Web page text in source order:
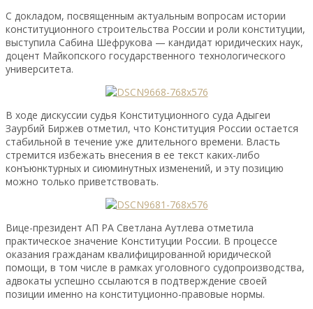
С докладом, посвященным актуальным вопросам истории
конституционного строительства России и роли конституции,
выступила Сабина Шефрукова — кандидат юридических наук,
доцент Майкопского государственного технологического
университета.
В ходе дискуссии судья Конституционного суда Адыгеи
Заурбий Биржев отметил, что Конституция России остается
стабильной в течение уже длительного времени. Власть
стремится избежать внесения в ее текст каких-либо
конъюнктурных и сиюминутных изменений, и эту позицию
можно только приветствовать.
Вице-президент АП РА Светлана Аутлева отметила
практическое значение Конституции России. В процессе
оказания гражданам квалифицированной юридической
помощи, в том числе в рамках уголовного судопроизводства,
адвокаты успешно ссылаются в подтверждение своей
позиции именно на конституционно-правовые нормы.